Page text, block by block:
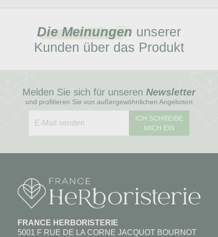
Die Meinungen unserer
Kunden über das Produkt
Melden Sie sich für unseren Newsletter
und profitieren Sie von außergewöhnlichen Angeboten
ICH SCHREIBE
MICH EIN
FRANCE HERBORISTERIE
5001 F RUE DE LA CORNE JACQUOT BOURNOT